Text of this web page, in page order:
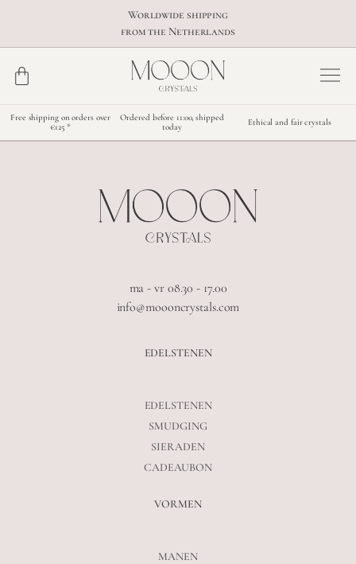
Worldwide shipping
from the Netherlands
Free shipping on orders over
€125 *
Ordered before 11:00, shipped
today
Ethical and fair crystals
ma - vr 08.30 - 17.00
info@moooncrystals.com
EDELSTENEN
EDELSTENEN
SMUDGING
SIERADEN
CADEAUBON
VORMEN
MANEN